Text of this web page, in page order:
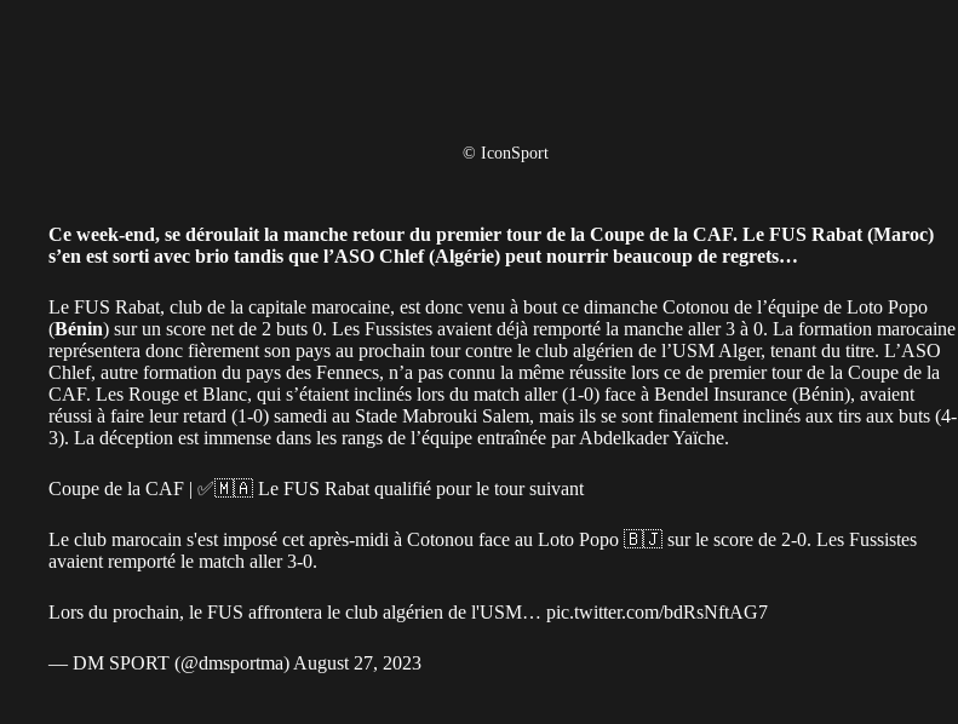
© IconSport
Ce week-end, se déroulait la manche retour du premier tour de la Coupe de la CAF. Le FUS Rabat (Maroc)
s’en est sorti avec brio tandis que l’ASO Chlef (Algérie) peut nourrir beaucoup de regrets…
Le FUS Rabat, club de la capitale marocaine, est donc venu à bout ce dimanche Cotonou de l’équipe de Loto Popo
(Bénin) sur un score net de 2 buts 0. Les Fussistes avaient déjà remporté la manche aller 3 à 0. La formation marocaine
représentera donc fièrement son pays au prochain tour contre le club algérien de l’USM Alger, tenant du titre. L’ASO
Chlef, autre formation du pays des Fennecs, n’a pas connu la même réussite lors ce de premier tour de la Coupe de la
CAF. Les Rouge et Blanc, qui s’étaient inclinés lors du match aller (1-0) face à Bendel Insurance (Bénin), avaient
réussi à faire leur retard (1-0) samedi au Stade Mabrouki Salem, mais ils se sont finalement inclinés aux tirs aux buts (4-
3). La déception est immense dans les rangs de l’équipe entraînée par Abdelkader Yaïche.
Coupe de la CAF | ✅🇲🇦 Le FUS Rabat qualifié pour le tour suivant
Le club marocain s'est imposé cet après-midi à Cotonou face au Loto Popo 🇧🇯 sur le score de 2-0. Les Fussistes
avaient remporté le match aller 3-0.
Lors du prochain, le FUS affrontera le club algérien de l'USM… pic.twitter.com/bdRsNftAG7
— DM SPORT (@dmsportma) August 27, 2023